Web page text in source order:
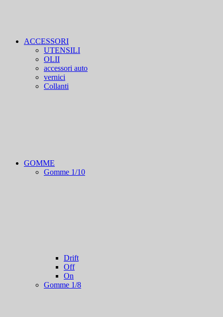
ACCESSORI
UTENSILI
OLII
accessori auto
vernici
Collanti
GOMME
Gomme 1/10
Drift
Off
On
Gomme 1/8